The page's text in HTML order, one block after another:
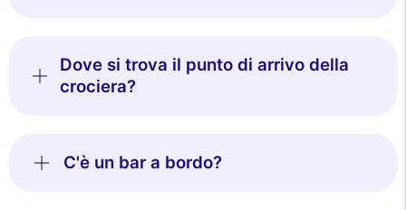
Dove si trova il punto di arrivo della
crociera?
C'è un bar a bordo?